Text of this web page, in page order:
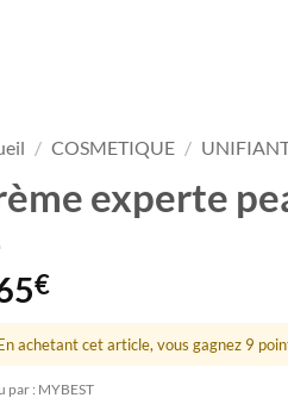
/ COSMETIQUE /
experte
€
achetant cet article, vous gagnez 9
par : MYBEST